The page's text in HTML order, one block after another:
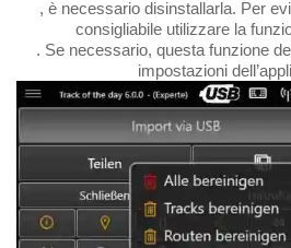
, è necessario disinstallarla. Per
consigliabile utilizzare la
. Se necessario, questa funzione
impostazioni